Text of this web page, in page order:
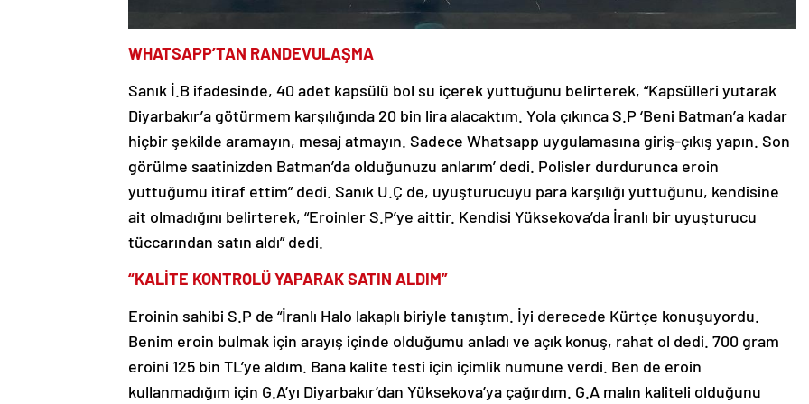
WHATSAPP’TAN RANDEVULAŞMA
Sanık İ.B ifadesinde, 40 adet kapsülü bol su içerek yuttuğunu belirterek, “Kapsülleri yutarak
Diyarbakır’a götürmem karşılığında 20 bin lira alacaktım. Yola çıkınca S.P ‘Beni Batman’a kadar
hiçbir şekilde aramayın, mesaj atmayın. Sadece Whatsapp uygulamasına giriş-çıkış yapın. Son
görülme saatinizden Batman’da olduğunuzu anlarım’ dedi. Polisler durdurunca eroin
yuttuğumu itiraf ettim” dedi. Sanık U.Ç de, uyuşturucuyu para karşılığı yuttuğunu, kendisine
ait olmadığını belirterek, “Eroinler S.P’ye aittir. Kendisi Yüksekova’da İranlı bir uyuşturucu
tüccarından satın aldı” dedi.
“KALİTE KONTROLÜ YAPARAK SATIN ALDIM”
Eroinin sahibi S.P de “İranlı Halo lakaplı biriyle tanıştım. İyi derecede Kürtçe konuşuyordu.
Benim eroin bulmak için arayış içinde olduğumu anladı ve açık konuş, rahat ol dedi. 700 gram
eroini 125 bin TL’ye aldım. Bana kalite testi için içimlik numune verdi. Ben de eroin
kullanmadığım için G.A’yı Diyarbakır’dan Yüksekova’ya çağırdım. G.A malın kaliteli olduğunu